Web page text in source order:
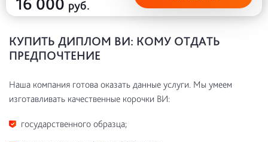
руб.
КУПИТЬ ДИПЛОМ ВИ: КОМУ ОТДАТЬ
ПРЕДПОЧТЕНИЕ
Наша компания готова оказать данные услуги. Мы умеем
изготавливать качественные корочки ВИ:
государственного образца;